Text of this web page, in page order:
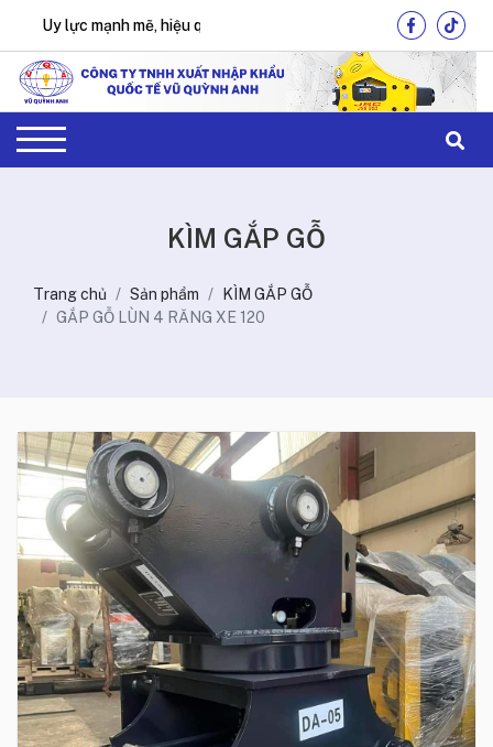
lực mạnh mẽ, hiệu quả tối ưu !
KÌM GẮP GỖ
Trang chủ Sản phẩm
KÌM GẮP GỖ
GẮP GỖ LÙN 4 RĂNG XE 120